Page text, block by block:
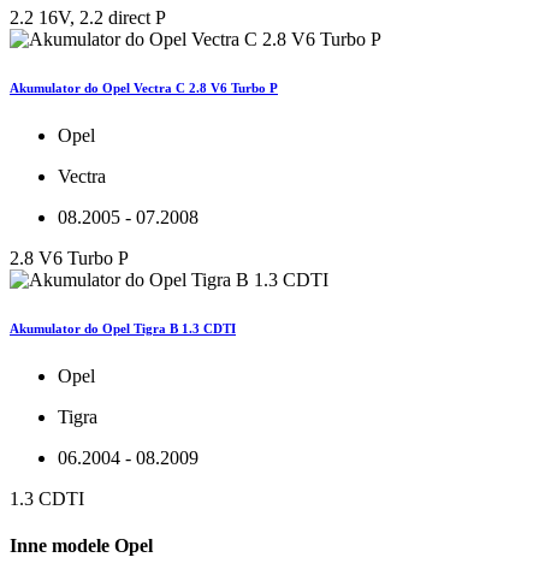
2.2 16V, 2.2 direct P
Akumulator do Opel Vectra C 2.8 V6 Turbo P
Opel
Vectra
08.2005 - 07.2008
2.8 V6 Turbo P
Akumulator do Opel Tigra B 1.3 CDTI
Opel
Tigra
06.2004 - 08.2009
1.3 CDTI
Inne modele Opel